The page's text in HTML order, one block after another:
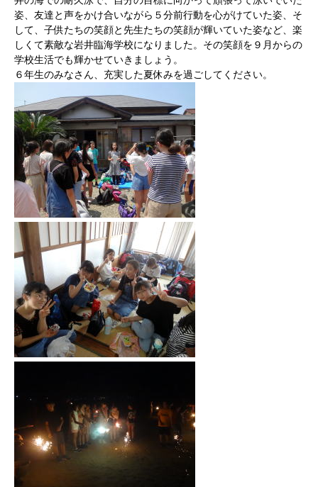
姿、友達と声をかけ合いながら５分前行動を心がけていた姿、そ
して、子供たちの笑顔と先生たちの笑顔が輝いていた姿など、楽
しくて素敵な岩井臨海学校になりました。その笑顔を９月からの
学校生活でも輝かせていきましょう。
６年生のみなさん、充実した夏休みを過ごしてください。